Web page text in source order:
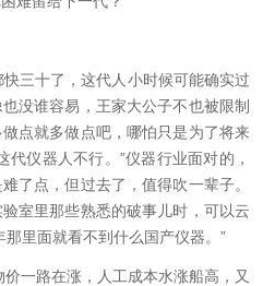
快三十了，这代人小时候可能确实过
没谁容易，王家大公子不也被限制
点就多做点吧，哪怕只是为了将来
仪器人不行。”仪器行业面对的，
了点，但过去了，值得吹一辈子。
室里那些熟悉的破事儿时，可以云
里面就看不到什么国产仪器。”
一路在涨，人工成本水涨船高，又